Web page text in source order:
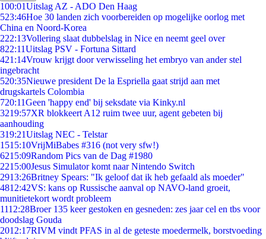
100:01Uitslag AZ - ADO Den Haag
523:46Hoe 30 landen zich voorbereiden op mogelijke oorlog met
China en Noord-Korea
222:13Vollering slaat dubbelslag in Nice en neemt geel over
822:11Uitslag PSV - Fortuna Sittard
421:14Vrouw krijgt door verwisseling het embryo van ander stel
ingebracht
520:35Nieuwe president De la Espriella gaat strijd aan met
drugskartels Colombia
720:11Geen 'happy end' bij seksdate via Kinky.nl
3219:57XR blokkeert A12 ruim twee uur, agent gebeten bij
aanhouding
319:21Uitslag NEC - Telstar
1515:10VrijMiBabes #316 (not very sfw!)
6215:09Random Pics van de Dag #1980
2215:00Jesus Simulator komt naar Nintendo Switch
2913:26Britney Spears: "Ik geloof dat ik heb gefaald als moeder"
4812:42VS: kans op Russische aanval op NAVO-land groeit,
munitietekort wordt probleem
1112:28Broer 135 keer gestoken en gesneden: zes jaar cel en tbs voor
doodslag Gouda
2012:17RIVM vindt PFAS in al de geteste moedermelk, borstvoeding